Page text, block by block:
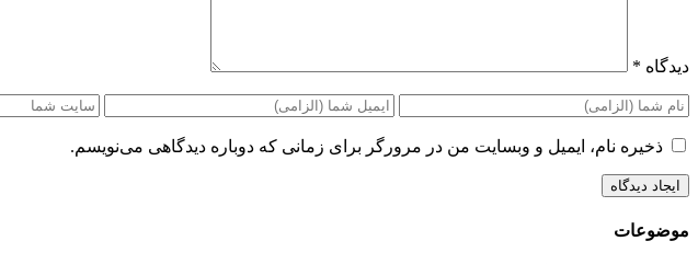
دیدگاه *
ذخیره نام، ایمیل و وبسایت من در مرورگر برای زمانی که دوباره دیدگاهی می‌نویسم.
موضوعات